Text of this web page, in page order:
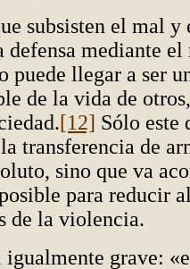
subsisten el mal y
mediante el
puede llegar a ser
de la vida de
[12] Sólo este
transferencia de
sino que va
para reducir
de la violencia.
grave: